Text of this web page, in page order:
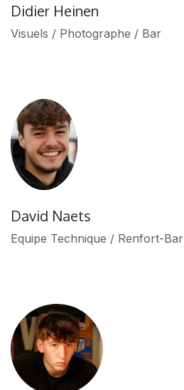
Didier Heinen
Visuels / Photographe / Bar
David Naets
Equipe Technique / Renfort-Bar